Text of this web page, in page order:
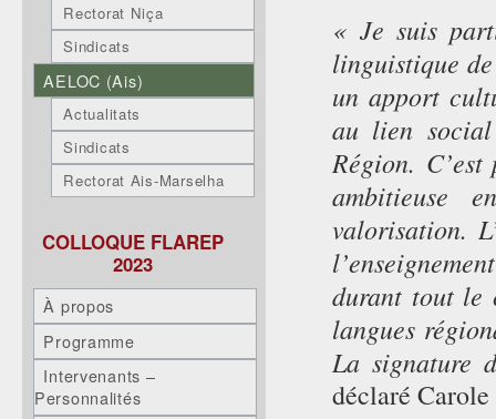
« Je suis
linguistique
un apport
au lien
Région.
ambitieuse
valorisation.
durant tout le
langues
La signature
déclaré
Rectorat Niça
Sindicats
AELOC (Ais)
Actualitats
Sindicats
Rectorat Ais-Marselha
COLLOQUE FLAREP
2023
À propos
Programme
Intervenants –
Personnalités